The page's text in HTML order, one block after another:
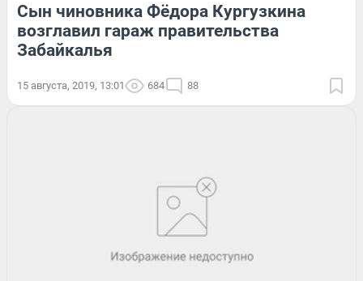
Сын чиновника Фёдора Кургузкина
возглавил гараж правительства
Забайкалья
15 августа, 2019, 13:01 684 88